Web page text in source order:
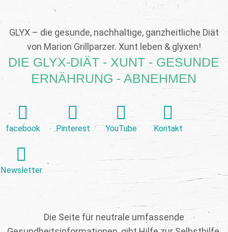
GLYX – die gesunde, nachhaltige, ganzheitliche Diät
von Marion Grillparzer. Xunt leben & glyxen!
DIE GLYX-DIÄT - XUNT - GESUNDE
ERNÄHRUNG - ABNEHMEN
facebook Pinterest YouTube Kontakt
Newsletter
Die Seite für neutrale umfassende